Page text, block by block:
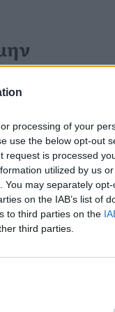
processing of your
use the below opt-out
request is processed
utilized by us
may separately
on the IAB’s list of
to third parties on the
third parties.
,